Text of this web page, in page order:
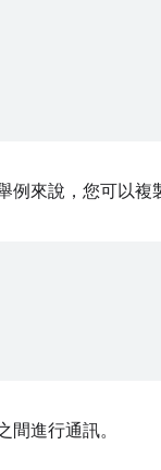
來說，您可以複
進行通訊。